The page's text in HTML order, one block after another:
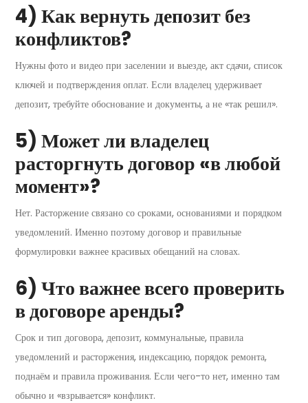
4) Как вернуть депозит без
конфликтов?
Нужны фото и видео при заселении и выезде, акт сдачи, список
ключей и подтверждения оплат. Если владелец удерживает
депозит, требуйте обоснование и документы, а не «так решил».
5) Может ли владелец
расторгнуть договор «в любой
момент»?
Нет. Расторжение связано со сроками, основаниями и порядком
уведомлений. Именно поэтому договор и правильные
формулировки важнее красивых обещаний на словах.
6) Что важнее всего проверить
в договоре аренды?
Срок и тип договора, депозит, коммунальные, правила
уведомлений и расторжения, индексацию, порядок ремонта,
поднаём и правила проживания. Если чего-то нет, именно там
обычно и «взрывается» конфликт.